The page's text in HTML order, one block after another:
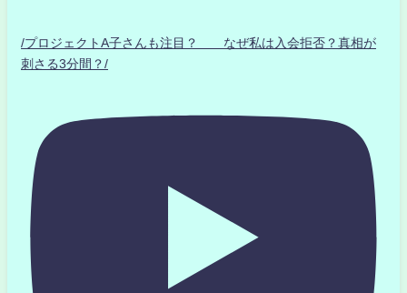
/プロジェクトA子さんも注目？ なぜ私は入会拒否？真相が
刺さる3分間？/